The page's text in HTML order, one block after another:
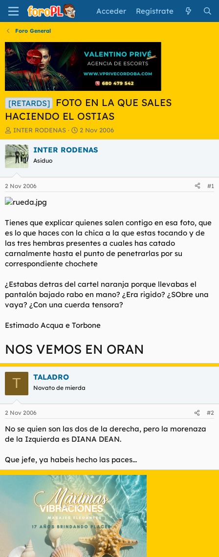
Acceder Regístrate
Foro General
[RETARDS]
FOTO EN LA QUE SALES
HACIENDO EL OSTIAS
I
n
i
c
a
d
o
r
l
e
m
a
INTER RODENAS
F
e
c
i
i
o
2 Nov 2006
INTER RODENAS
Asiduo
2 Nov 2006 #1
Tienes que explicar quienes salen contigo en esa foto, que
es lo que haces con la chica a la que estas tocando y de
las tres hembras presentes a cuales has catado
carnalmente hasta el punto de penetrarlas por su
correspondiente chochete
¿Estabas detras del cartel naranja porque llevabas el
pantalón bajado rabo en mano? ¿Era rigido? ¿SObre una
vaya? ¿Con una cuerda tensora?
Estimado Acqua e Torbone
NOS VEMOS EN ORAN
T TALADRO
Novato de mierda
2 Nov 2006 #2
No se quien son las dos de la derecha, pero la morenaza
de la Izquierda es DIANA DEAN.
Que jefe, ya habeis hecho las paces...